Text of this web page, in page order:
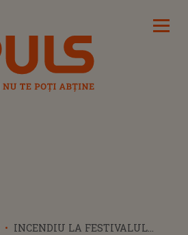
INCENDIU LA FESTIVALUL